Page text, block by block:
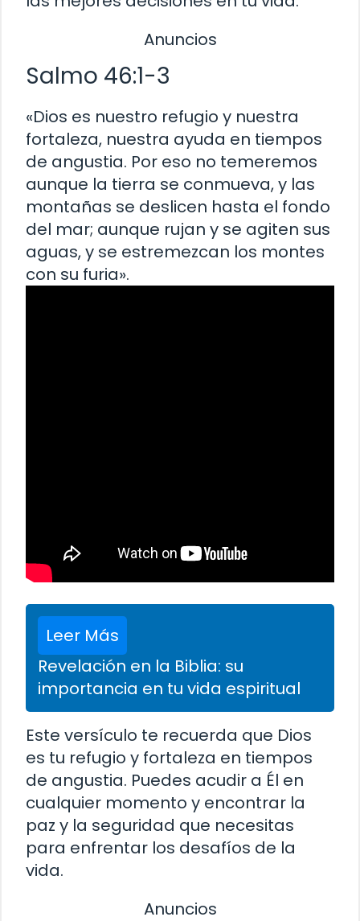
Anuncios
Salmo 46:1-3
«Dios es nuestro refugio y nuestra
fortaleza, nuestra ayuda en tiempos
de angustia. Por eso no temeremos
aunque la tierra se conmueva, y las
montañas se deslicen hasta el fondo
del mar; aunque rujan y se agiten sus
aguas, y se estremezcan los montes
con su furia».
Leer Más
Revelación en la Biblia: su
importancia en tu vida espiritual
Este versículo te recuerda que Dios
es tu refugio y fortaleza en tiempos
de angustia. Puedes acudir a Él en
cualquier momento y encontrar la
paz y la seguridad que necesitas
para enfrentar los desafíos de la
vida.
Anuncios